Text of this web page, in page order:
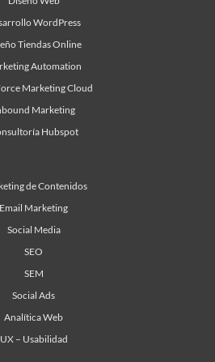
WordPress
Tiendas Online
Automation
Marketing Cloud
Marketing
Hubspot
de Contenidos
Email Marketing
Social Media
SEO
SEM
Social Ads
Analítica Web
UX – Usabilidad